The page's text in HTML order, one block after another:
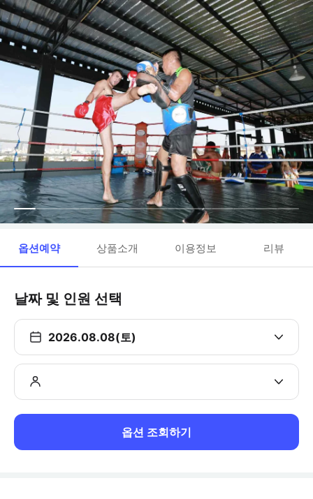
옵션예약 상품소개 이용정보 리뷰
날짜 및 인원 선택
2026.08.08(토)
옵션 조회하기